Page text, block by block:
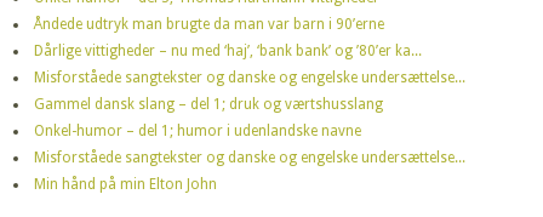
Åndede udtryk man brugte da man var barn i 90’erne
Dårlige vittigheder – nu med ‘haj’, ‘bank bank’ og ’80’er ka...
Misforståede sangtekster og danske og engelske undersættelse...
Gammel dansk slang – del 1; druk og værtshusslang
Onkel-humor – del 1; humor i udenlandske navne
Misforståede sangtekster og danske og engelske undersættelse...
Min hånd på min Elton John